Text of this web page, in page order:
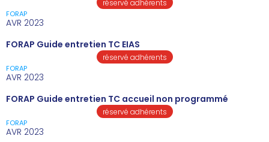
réservé adhérents
FORAP
AVR 2023
FORAP Guide entretien TC EIAS
réservé adhérents
FORAP
AVR 2023
FORAP Guide entretien TC accueil non programmé
réservé adhérents
FORAP
AVR 2023